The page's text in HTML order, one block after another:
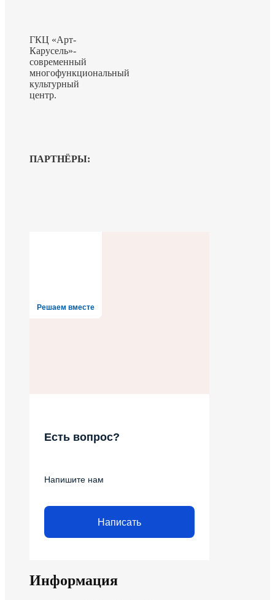
ГКЦ «Арт-
Карусель»-
современный
многофункциональный
культурный
центр.
ПАРТНЁРЫ:
Решаем вместе
Есть вопрос?
Напишите нам
Написать
Информация